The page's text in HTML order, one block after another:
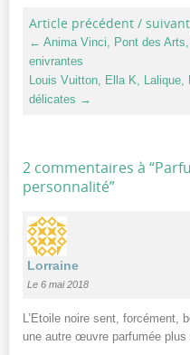
Article précédent / suivant
← Anima Vinci, Pont des
enivrantes
Louis Vuitton, Ella K,
délicates →
2 commentaires à “
personnalité”
Lorraine
Le 6 mai 2018
L’Etoile noire sent, forcément,
une autre œuvre parfumée